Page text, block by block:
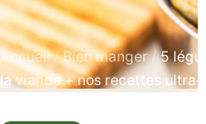
Accueil / Bien manger/ 5
la viande + nos recettes ultra-